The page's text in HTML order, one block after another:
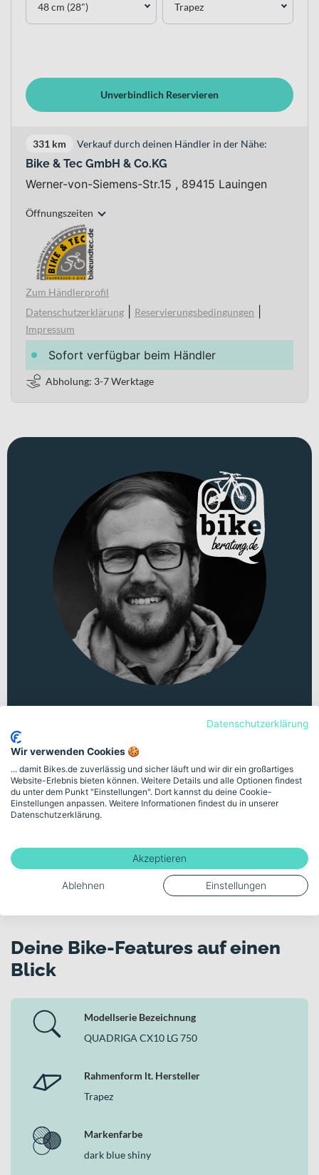
48 cm (28") Trapez
Unverbindlich Reservieren
331 km Verkauf durch deinen Händler in der Nähe:
Bike & Tec GmbH & Co.KG
Werner-von-Siemens-Str.15 , 89415 Lauingen
Öffnungszeiten
Zum Händlerprofil
Datenschutzerklärung
Reservierungsbedingungen
Impressum
Sofort verfügbar beim Händler
Abholung: 3-7 Werktage
Persönliche Beratung
Unsicher bei der Auswahl? Lass dich von
unserem Fahrradexperten am Telefon oder im
Videomeeting kostenlos und unverbindlich
beraten.
Deine Bike-Features auf einen
Blick
Modellserie Bezeichnung
QUADRIGA CX10 LG 750
Rahmenform lt. Hersteller
Trapez
Markenfarbe
dark blue shiny
Datenschutzerklärung
Wir verwenden Cookies 🍪
... damit Bikes.de zuverlässig und sicher läuft und wir dir ein großartiges
Website-Erlebnis bieten können. Weitere Details und alle Optionen findest
du unter dem Punkt "Einstellungen". Dort kannst du deine Cookie-
Einstellungen anpassen. Weitere Informationen findest du in unserer
Datenschutzerklärung.
Akzeptieren
Ablehnen Einstellungen